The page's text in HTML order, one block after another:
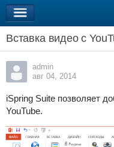
Вставка видео с
admin
авг 04, 2014
iSpring Suiteпозволяет
YouTube.